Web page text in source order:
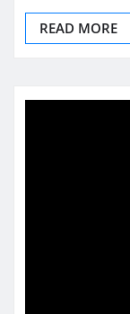
READ MORE